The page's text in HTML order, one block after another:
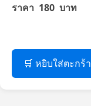
ราคา 180 บาท
🛒 หยิบใส่ตะกร้า